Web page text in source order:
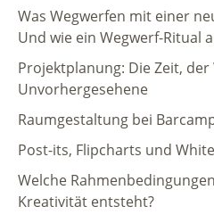
Was Wegwerfen mit einer
Und wie ein Wegwerf-Ritual
Projektplanung: Die Zeit, der
Unvorhergesehene
Raumgestaltung bei
Post-its, Flipcharts und
Welche
Kreativität entsteht?